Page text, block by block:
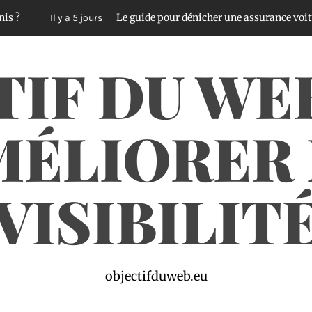
Il y a 5 jours Le guide pour dénicher une assurance voiture pas
DU
objectifduweb.eu